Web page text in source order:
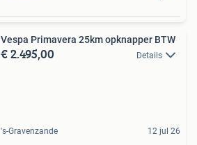
Vespa Primavera 25km opknapper BTW
€ 2.495,00 Details
's-Gravenzande 12 jul 26